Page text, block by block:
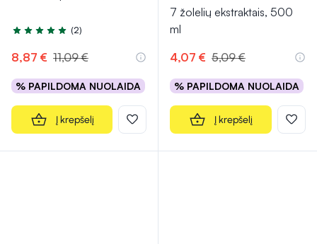
Įvertinimas 5.0 iš 5
(2)
8,87 € 11,09 €
% PAPILDOMA NUOLAIDA
Į krepšelį
7 žolelių ekstraktais, 500
ml
4,07 € 5,09 €
% PAPILDOMA NUOLAIDA
Į krepšelį